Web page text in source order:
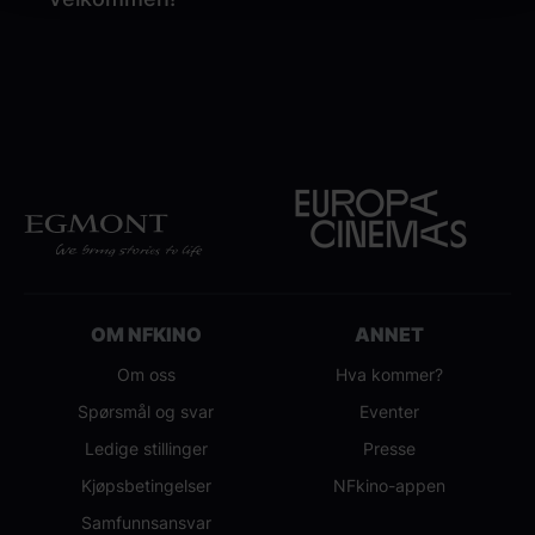
OM NFKINO
Om oss
Spørsmål og svar
Ledige stillinger
Kjøpsbetingelser
Samfunnsansvar
ANNET
Hva kommer?
Eventer
Presse
NFkino-appen